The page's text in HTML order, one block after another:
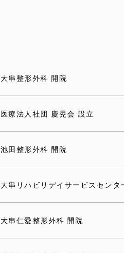
大串整形外科 開院
医療法人社団 慶晃会 設立
池田整形外科 開院
大串リハビリデイサービスセンタ
大串仁愛整形外科 開院